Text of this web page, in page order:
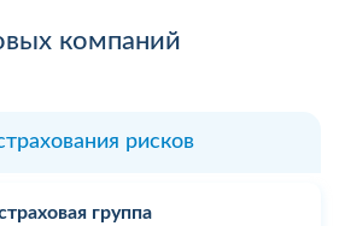
компаний
рисков
группа